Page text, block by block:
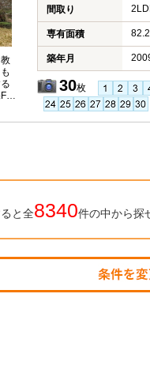
間取り
専有面積
築年月
30枚
と全8340件の中から探